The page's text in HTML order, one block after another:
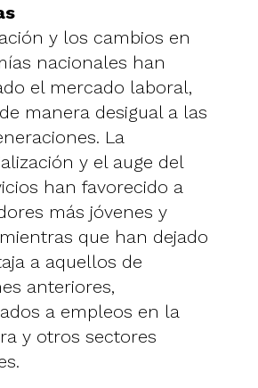
y los cambios en
nacionales han
el mercado laboral,
manera desigual a las
La
y el auge del
han favorecido a
más jóvenes y
que han dejado
a aquellos de
anteriores,
a empleos en la
y otros sectores